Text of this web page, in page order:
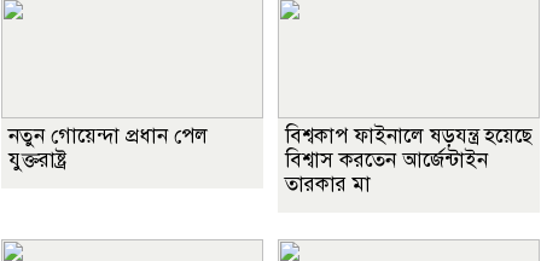
নতুন গোয়েন্দা প্রধান পেল
যুক্তরাষ্ট্র
বিশ্বকাপ ফাইনালে ষড়যন্ত্র হয়েছে
বিশ্বাস করতেন আর্জেন্টাইন
তারকার মা